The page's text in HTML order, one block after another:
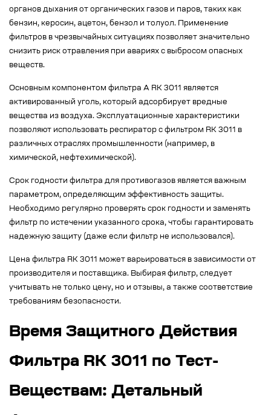
органов дыхания от органических газов и паров, таких как
бензин, керосин, ацетон, бензол и толуол. Применение
фильтров в чрезвычайных ситуациях позволяет значительно
снизить риск отравления при авариях с выбросом опасных
веществ.
Основным компонентом фильтра А RK 3011 является
активированный уголь, который адсорбирует вредные
вещества из воздуха. Эксплуатационные характеристики
позволяют использовать респиратор с фильтром RK 3011 в
различных отраслях промышленности (например, в
химической, нефтехимической).
Срок годности фильтра для противогазов является важным
параметром, определяющим эффективность защиты.
Необходимо регулярно проверять срок годности и заменять
фильтр по истечении указанного срока, чтобы гарантировать
надежную защиту (даже если фильтр не использовался).
Цена фильтра RK 3011 может варьироваться в зависимости от
производителя и поставщика. Выбирая фильтр, следует
учитывать не только цену, но и отзывы, а также соответствие
требованиям безопасности.
Время Защитного Действия
Фильтра RK 3011 по Тест-
Веществам: Детальный